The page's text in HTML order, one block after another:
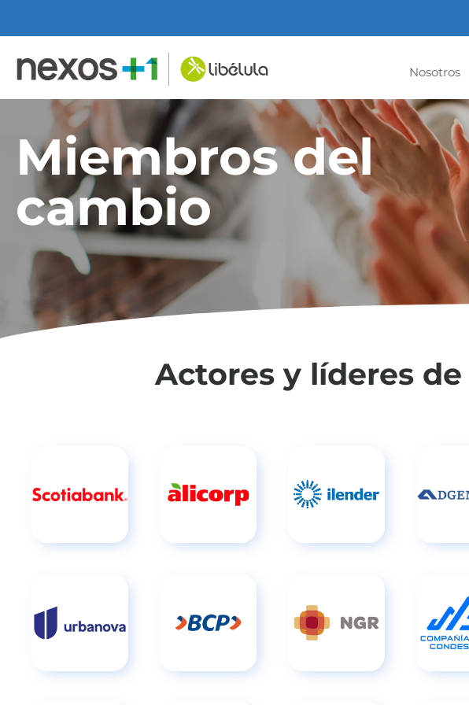
Nosotros
Miembros del
cambio
Actores y líderes